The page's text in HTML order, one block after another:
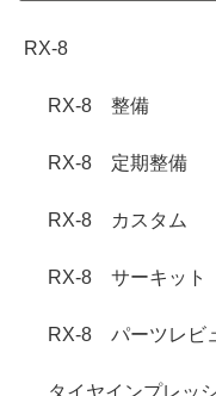
RX-8
RX-8 整備
RX-8 定期整備
RX-8 カスタム
RX-8 サーキット
RX-8 パーツレビ
タイヤインプレッ